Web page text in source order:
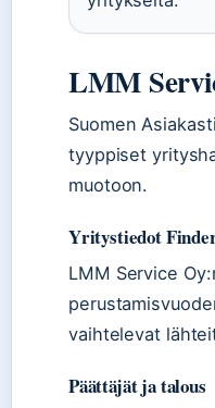
LMM
Suomen
tyyppiset
muotoon.
Yritystiedot
LMM Service
vaihtelevat
Päättäjät ja talous